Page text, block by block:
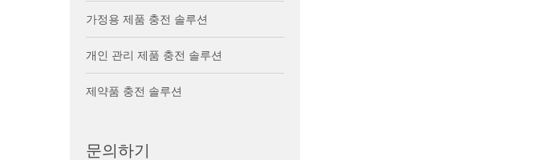
가정용 제품 충전 솔루션
개인 관리 제품 충전 솔루션
제약품 충전 솔루션
문의하기